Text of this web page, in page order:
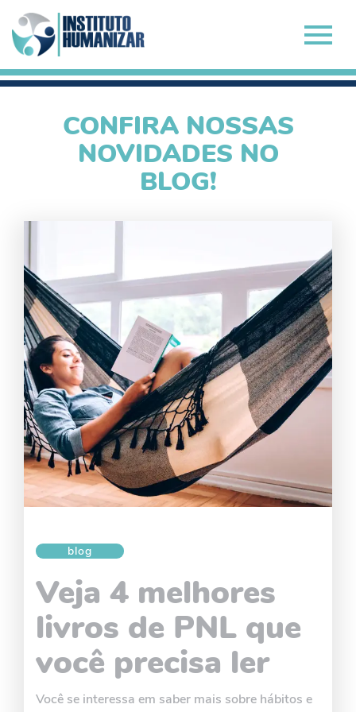
CONFIRA NOSSAS
NOVIDADES NO
BLOG!
blog
Veja 4 melhores
livros de PNL que
você precisa ler
Você se interessa em saber mais sobre hábitos e